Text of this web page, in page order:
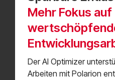
Mehr Fokus auf
Der AI Optimizer
Arbeiten mit Polarion